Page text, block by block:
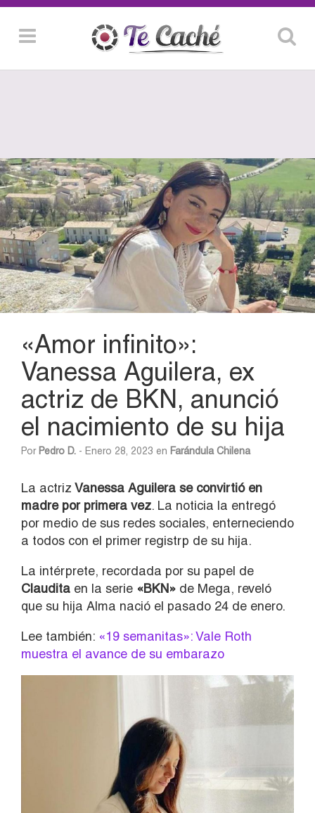
«Amor infinito»:
Vanessa Aguilera, ex
actriz de BKN, anunció
el nacimiento de su hija
Por Pedro D. - Enero 28, 2023 en Farándula Chilena
La actriz Vanessa Aguilera se convirtió en
madre por primera vez. La noticia la entregó
por medio de sus redes sociales, enterneciendo
a todos con el primer registrp de su hija.
La intérprete, recordada por su papel de
Claudita en la serie «BKN» de Mega, reveló
que su hija Alma nació el pasado 24 de enero.
Lee también: «19 semanitas»: Vale Roth
muestra el avance de su embarazo